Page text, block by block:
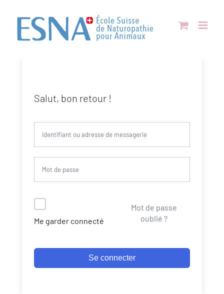
contenu
Salut, bon retour !
Me garder connecté
Mot de passe
oublié ?
Se connecter